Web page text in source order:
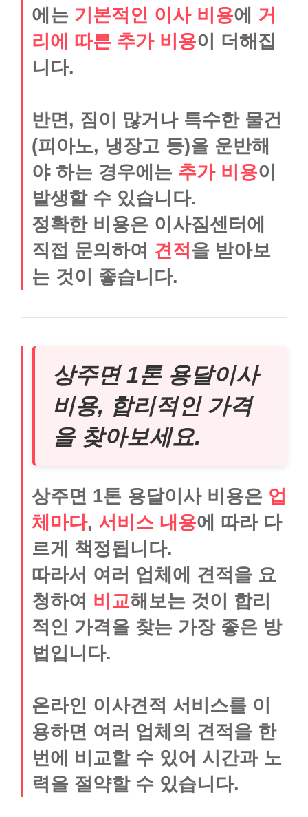
에는 기본적인 이사 비용에 거
리에 따른 추가 비용이 더해집
니다.
반면, 짐이 많거나 특수한 물건
(피아노, 냉장고 등)을 운반해
야 하는 경우에는 추가 비용이
발생할 수 있습니다.
정확한 비용은 이사짐센터에
직접 문의하여 견적을 받아보
는 것이 좋습니다.
상주면 1톤 용달이사
비용, 합리적인 가격
을 찾아보세요.
상주면 1톤 용달이사 비용은 업
체마다, 서비스 내용에 따라 다
르게 책정됩니다.
따라서 여러 업체에 견적을 요
청하여 비교해보는 것이 합리
적인 가격을 찾는 가장 좋은 방
법입니다.
온라인 이사견적 서비스를 이
용하면 여러 업체의 견적을 한
번에 비교할 수 있어 시간과 노
력을 절약할 수 있습니다.